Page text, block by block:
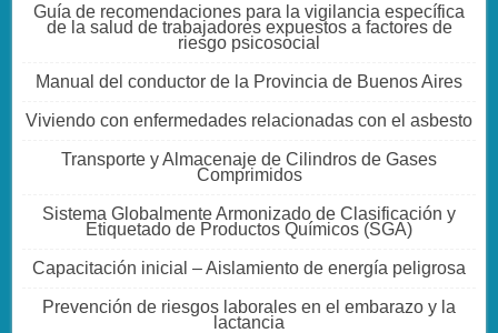
Guía de recomendaciones para la vigilancia específica
de la salud de trabajadores expuestos a factores de
riesgo psicosocial
Manual del conductor de la Provincia de Buenos Aires
Viviendo con enfermedades relacionadas con el asbesto
Transporte y Almacenaje de Cilindros de Gases
Comprimidos
Sistema Globalmente Armonizado de Clasificación y
Etiquetado de Productos Químicos (SGA)
Capacitación inicial – Aislamiento de energía peligrosa
Prevención de riesgos laborales en el embarazo y la
lactancia